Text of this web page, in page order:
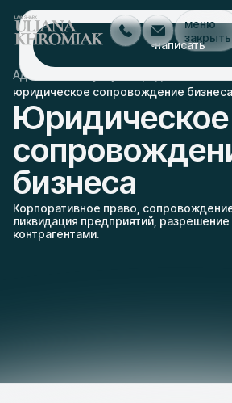
меню
закрыть
написать
Адвокат Киев
юридическое сопровождение бизнеса
Юридическое
бизнеса
Корпоративное право,
ликвидация предприятий,
контрагентами.